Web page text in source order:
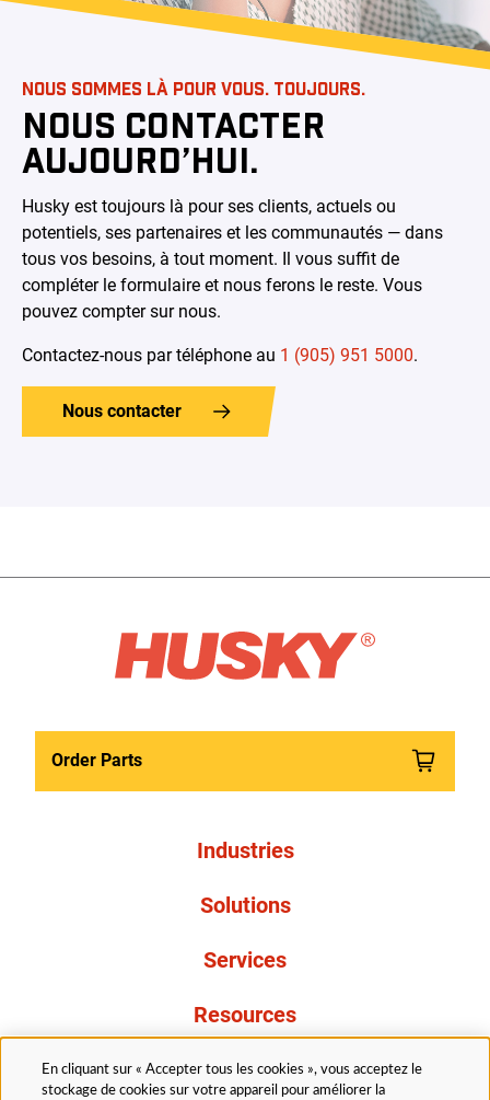
NOUS SOMMES LÀ POUR VOUS. TOUJOURS.
NOUS CONTACTER
AUJOURD’HUI.
Husky est toujours là pour ses clients, actuels ou
potentiels, ses partenaires et les communautés — dans
tous vos besoins, à tout moment. Il vous suffit de
compléter le formulaire et nous ferons le reste. Vous
pouvez compter sur nous.
Contactez-nous par téléphone au 1 (905) 951 5000.
Nous contacter
Order Parts
Industries
Solutions
Services
Resources
À propos de nous
En cliquant sur « Accepter tous les cookies », vous acceptez le
stockage de cookies sur votre appareil pour améliorer la